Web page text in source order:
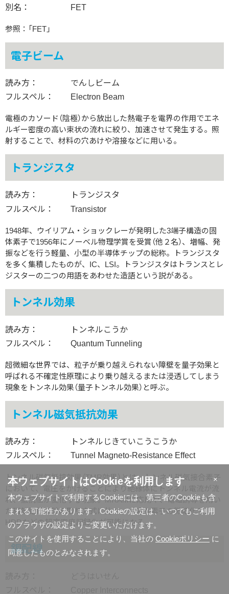
本ウェブサイトはCookieを利用します ×
本ウェブサイトで利用するCookieには、第三者のCookieも含
まれる可能性があります。Cookieの設定は、いつでもご利用
のブラウザの設定よりご変更いただけます。
このサイトを使用することにより、当社の Cookieポリシー に
同意したものとみなされます。
別名：
FET
参照：「FET」
電子ビーム
読み方：
でんしビーム
フルスペル：
Electron Beam
電極のカソード（陰極）から放出した熱電子を電界の作用でエネ
ルギー密度の高い束状の流れに絞り、加速させて発生する。照
射することで、材料の穴あけや溶接などに用いる。
トランジスタ
読み方：
トランジスタ
フルスペル：
Transistor
1948年、ウイリアム・ショックレーが発明した3端子構造の固
体素子で1956年にノーベル物理学賞を受賞（他２名）、増幅、発
振などを行う軽量、小型の半導体チップの総称。トランジスタ
を多く集積したものが、IC、LSI。トランジスタはトランスとレ
ジスターの二つの用語をあわせた造語という説がある。
トンネル効果
読み方：
トンネルこうか
フルスペル：
Quantum Tunneling
超微細な世界では、粒子が乗り越えられない障壁を量子効果と
呼ばれる不確定性原理により乗り越えるまたは浸透してしまう
現象をトンネル効果（量子トンネル効果）と呼ぶ。
トンネル磁気抵抗効果
読み方：
トンネルじきていこうこうか
フルスペル：
Tunnel Magneto-Resistance Effect
トンネル磁気抵抗効果（TMR効果）とは、トンネル磁気接合素子
において、電圧をかけることにより絶縁体にトンネル電流が流
れ、抵抗値が変化する現象。MRAMに応用や、電磁誘導を用い
た磁気記録の読み取り方式に比べ、大幅な素子の微細化で、
HDDなどの超高密度記録化が可能になる。
銅配線